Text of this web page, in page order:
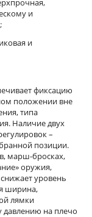
и
и
фиксацию
положении вне
типа
Наличие двух
–
позиции.
марш-бросках,
оружия,
уровень
ширина,
лямки
давлению на плечо